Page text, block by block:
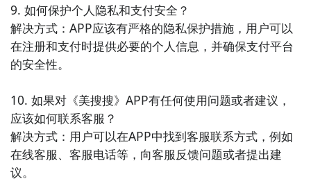
9. 如何保护个人隐私和支付安全？
解决方式：APP应该有严格的隐私保护措施，用户可以
在注册和支付时提供必要的个人信息，并确保支付平台
的安全性。
10. 如果对《美搜搜》APP有任何使用问题或者建议，
应该如何联系客服？
解决方式：用户可以在APP中找到客服联系方式，例如
在线客服、客服电话等，向客服反馈问题或者提出建
议。